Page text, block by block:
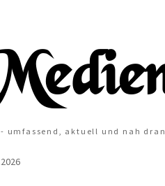
umfassend, aktuell und nah dran